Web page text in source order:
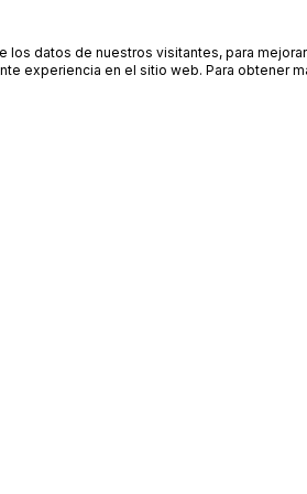
los datos de nuestros visitantes, para
experiencia en el sitio web. Para obtener